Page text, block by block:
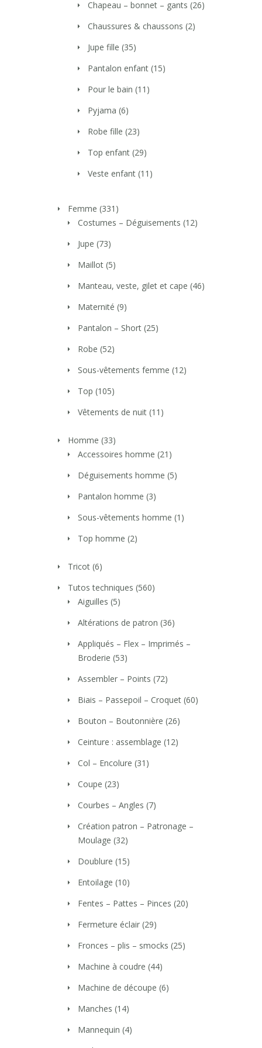
Chapeau – bonnet – gants (26)
Chaussures & chaussons (2)
Jupe fille (35)
Pantalon enfant (15)
Pour le bain (11)
Pyjama (6)
Robe fille (23)
Top enfant (29)
Veste enfant (11)
Femme (331)
Costumes – Déguisements (12)
Jupe (73)
Maillot (5)
Manteau, veste, gilet et cape (46)
Maternité (9)
Pantalon – Short (25)
Robe (52)
Sous-vêtements femme (12)
Top (105)
Vêtements de nuit (11)
Homme (33)
Accessoires homme (21)
Déguisements homme (5)
Pantalon homme (3)
Sous-vêtements homme (1)
Top homme (2)
Tricot (6)
Tutos techniques (560)
Aiguilles (5)
Altérations de patron (36)
Appliqués – Flex – Imprimés –
Broderie (53)
Assembler – Points (72)
Biais – Passepoil – Croquet (60)
Bouton – Boutonnière (26)
Ceinture : assemblage (12)
Col – Encolure (31)
Coupe (23)
Courbes – Angles (7)
Création patron – Patronage –
Moulage (32)
Doublure (15)
Entoilage (10)
Fentes – Pattes – Pinces (20)
Fermeture éclair (29)
Fronces – plis – smocks (25)
Machine à coudre (44)
Machine de découpe (6)
Manches (14)
Mannequin (4)